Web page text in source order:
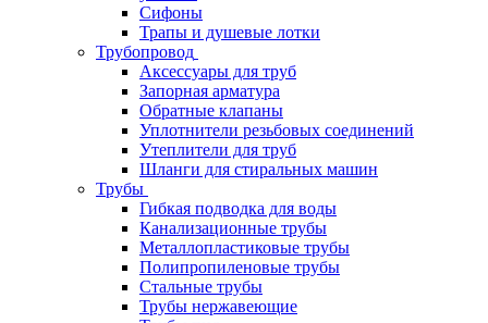
Сифоны
Трапы и душевые лотки
Трубопровод
Аксессуары для труб
Запорная арматура
Обратные клапаны
Уплотнители резьбовых соединений
Утеплители для труб
Шланги для стиральных машин
Трубы
Гибкая подводка для воды
Канализационные трубы
Металлопластиковые трубы
Полипропиленовые трубы
Стальные трубы
Трубы нержавеющие